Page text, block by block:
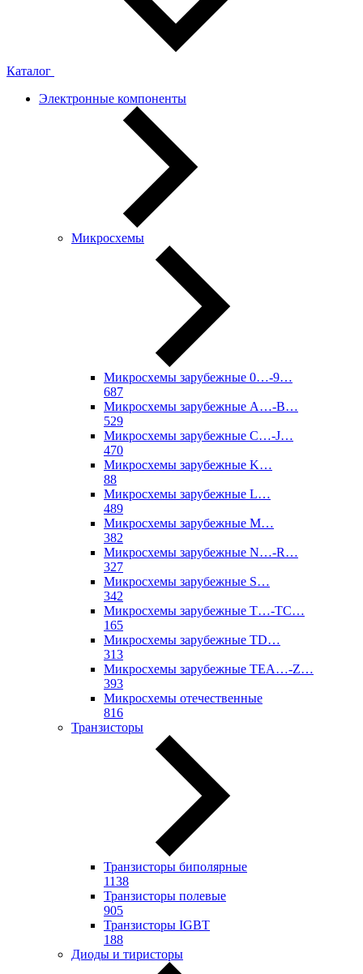
Каталог
Электронные компоненты
Микросхемы
Микросхемы зарубежные 0…-9…
687
Микросхемы зарубежные A…-B…
529
Микросхемы зарубежные C…-J…
470
Микросхемы зарубежные K…
88
Микросхемы зарубежные L…
489
Микросхемы зарубежные M…
382
Микросхемы зарубежные N…-R…
327
Микросхемы зарубежные S…
342
Микросхемы зарубежные T…-TC…
165
Микросхемы зарубежные TD…
313
Микросхемы зарубежные TEA…-Z…
393
Микросхемы отечественные
816
Транзисторы
Транзисторы биполярные
1138
Транзисторы полевые
905
Транзисторы IGBT
188
Диоды и тиристоры